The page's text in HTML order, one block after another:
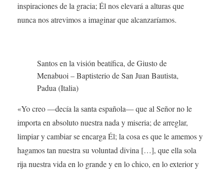
inspiraciones de la gracia; Él nos elevará a alturas que
nunca nos atrevimos a imaginar que alcanzaríamos.
Santos en la visión beatífica, de Giusto de
Menabuoi – Baptisterio de San Juan Bautista,
Padua (Italia)
«Yo creo —decía la santa española— que al Señor no le
importa en absoluto nuestra nada y miseria; de arreglar,
limpiar y cambiar se encarga Él; la cosa es que le amemos y
hagamos tan nuestra su voluntad divina […], que ella sola
rija nuestra vida en lo grande y en lo chico, en lo exterior y